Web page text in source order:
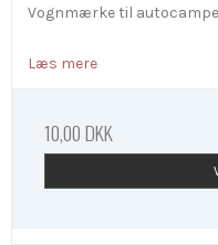
Vognmærke til
Læs mere
10,00 DKK